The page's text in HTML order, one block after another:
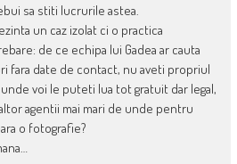
sa stiti lucrurile astea.
un caz izolat ci o practica
de ce echipa lui Gadea ar cauta
fara date de contact, nu aveti propriul
voi le puteti lua tot gratuit dar legal,
agentii mai mari de unde pentru
o fotografie?